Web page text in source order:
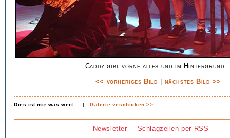
Caddy gibt vorne alles und im
<< vorheriges Bild
nächstes Bild >>
Dies ist mir was wert: |Galerie veschicken >>
Newsletter Schlagzeilen per RSS